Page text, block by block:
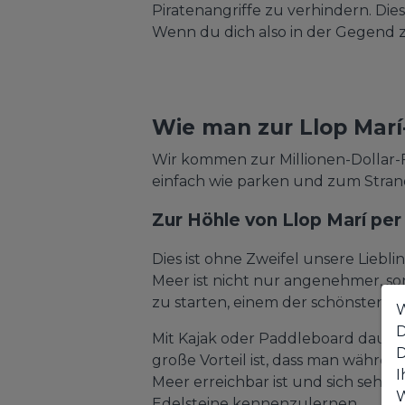
Piratenangriffe zu verhindern.
Wenn du dich also in der
Wie man zur Llop
Wir kommen zur Millionen-Dollar-
einfach wie parken und zum
Zur Höhle von Llop Marí
Dies ist ohne Zweifel unsere
Meer ist nicht nur angenehmer,
zu starten, einem der schönsten
Mit Kajak oder Paddleboard
große Vorteil ist, dass man
Meer erreichbar ist und sich sehr